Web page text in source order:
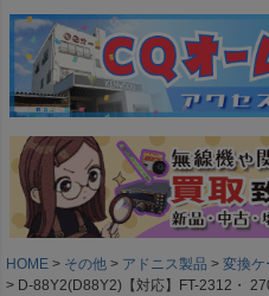
HOME その他 アドニス製品
変換ケ
D-88Y2(D88Y2)【対応】FT-2312・